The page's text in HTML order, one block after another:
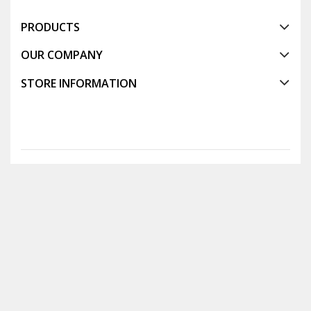
PRODUCTS
OUR COMPANY
STORE INFORMATION